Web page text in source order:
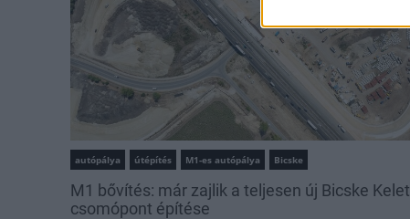
autópálya útépítés M1-es autópálya Bicske
M1 bővítés: már zajlik a teljesen új Bicske Kelet
csomópont építése